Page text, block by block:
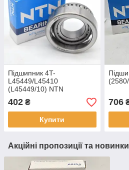
Підшипник 4T-
L45449/L45410
(L45449/10) NTN
402 ₴
Купити
706
Акційні пропозиції та новинки